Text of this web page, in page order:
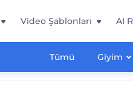
Video Şablonları AI
Tümü Giyim